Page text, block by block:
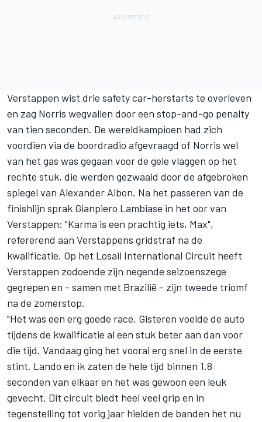
Verstappen wist drie safety car-herstarts te overleven
en zag Norris wegvallen door een stop-and-go penalty
van tien seconden. De wereldkampioen had zich
voordien via de boordradio afgevraagd of Norris wel
van het gas was gegaan voor de gele vlaggen op het
rechte stuk, die werden gezwaaid door de afgebroken
spiegel van Alexander Albon. Na het passeren van de
finishlijn sprak Gianpiero Lambiase in het oor van
Verstappen: "Karma is een prachtig iets, Max",
refererend aan Verstappens gridstraf na de
kwalificatie. Op het Losail International Circuit heeft
Verstappen zodoende zijn negende seizoenszege
gegrepen en - samen met Brazilië - zijn tweede triomf
na de zomerstop.
"Het was een erg goede race. Gisteren voelde de auto
tijdens de kwalificatie al een stuk beter aan dan voor
die tijd. Vandaag ging het vooral erg snel in de eerste
stint. Lando en ik zaten de hele tijd binnen 1.8
seconden van elkaar en het was gewoon een leuk
gevecht. Dit circuit biedt heel veel grip en in
tegenstelling tot vorig jaar hielden de banden het nu